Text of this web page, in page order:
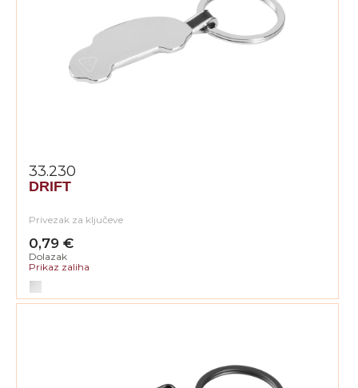
33.230
DRIFT
Privezak za ključeve
0,79 €
Dolazak
Prikaz zaliha